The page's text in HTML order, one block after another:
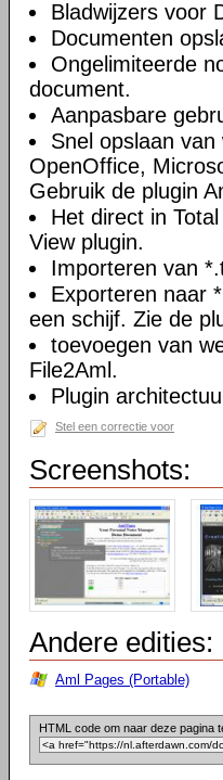
Bladwijzers voor
Documenten
Ongelimiteerde
document.
Aanpasbare
Snel opslaan
OpenOffice,
Gebruik de plugin
Het direct in
View plugin.
Importeren van
Exporteren naar
een schijf. Zie de
toevoegen van
File2Aml.
Plugin
Stel een correctie voor
Screenshots:
Andere edities:
Aml Pages (Portable)
HTML code om naar deze pagina